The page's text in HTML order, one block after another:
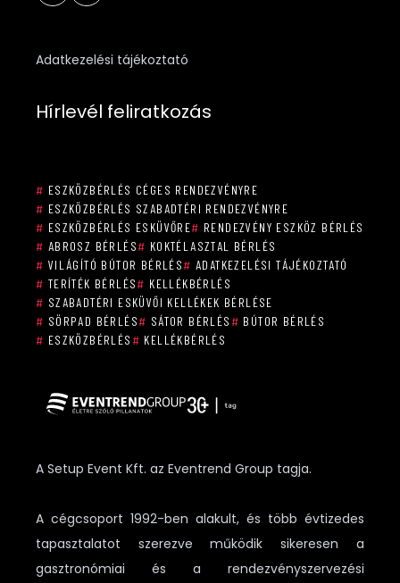
Adatkezelési tájékoztató
Hírlevél feliratkozás
# ESZKÖZBÉRLÉS CÉGES RENDEZVÉNYRE
# ESZKÖZBÉRLÉS SZABADTÉRI RENDEZVÉNYRE
# ESZKÖZBÉRLÉS ESKÜVŐRE# RENDEZVÉNY ESZKÖZ BÉRLÉS
# ABROSZ BÉRLÉS# KOKTÉLASZTAL BÉRLÉS
# VILÁGÍTÓ BÚTOR BÉRLÉS# ADATKEZELÉSI TÁJÉKOZTATÓ
# TERÍTÉK BÉRLÉS# KELLÉKBÉRLÉS
# SZABADTÉRI ESKÜVŐI KELLÉKEK BÉRLÉSE
# SÖRPAD BÉRLÉS# SÁTOR BÉRLÉS# BÚTOR BÉRLÉS
# ESZKÖZBÉRLÉS# KELLÉKBÉRLÉS
A Setup Event Kft. az Eventrend Group tagja.
A cégcsoport 1992-ben alakult, és több évtizedes
tapasztalatot szerezve működik sikeresen a
gasztronómiai és a rendezvényszervezési